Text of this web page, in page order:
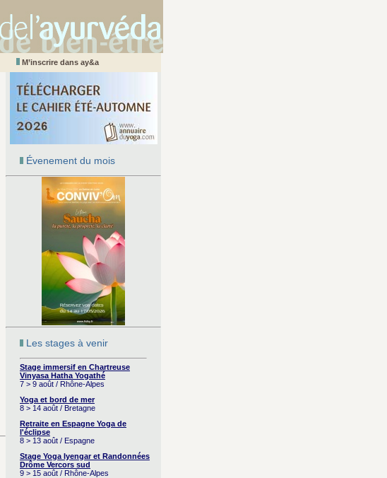
M’inscrire dans ay&a
Évenement du mois
Les stages à venir
Stage immersif en Chartreuse
Vinyasa Hatha Yogathé
7 > 9 août / Rhône-Alpes
Yoga et bord de mer
8 > 14 août / Bretagne
Retraite en Espagne Yoga de
l'éclipse
8 > 13 août / Espagne
Stage Yoga Iyengar et Randonnées
Drôme Vercors sud
9 > 15 août / Rhône-Alpes